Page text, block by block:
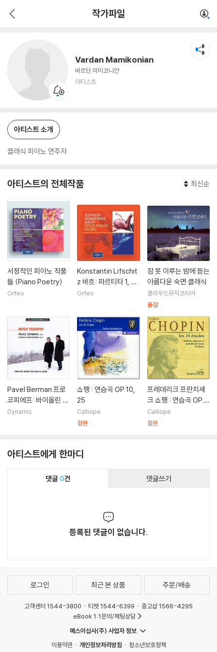
작가파일
Vardan Mamikonian
바르단 마미코니안
아티스트
아티스트 소개
클래식 피아노 연주자
아티스트의 전체작품 최신순
서정적인 피아노 작품
들 (Piano Poetry)
Orfeo
Konstantin Lifschit
z 바흐: 파르티타 1, 4
번, 프랑스 모음곡 2번,
h: Solo Piano Musi
c)
Orfeo
잠 못 이루는 밤에 듣는
아름다운 숙면 클래식
클라우드뮤직코리아
품절
Pavel Berman 프로
코피에프: 바이올린 소
나타 1,2번, 5개의 멜
Dynamic
쇼팽 : 연습곡 OP.10,
25
Calliope
절판
프레데리크 프란치셰
크 쇼팽 : 연습곡 OP.1
0, OP.25
Calliope
절판
아티스트에게 한마디
댓글 0건 댓글쓰기
등록된 댓글이 없습니다.
로그인 최근 본 상품 주문/배송
고객센터 1544-3800 티켓 1544-6399
중고샵 1566-4295
eBook 1:1문의/채팅상담
예스이십사(주) 사업자 정보
이용약관
개인정보처리방침
청소년보호정책